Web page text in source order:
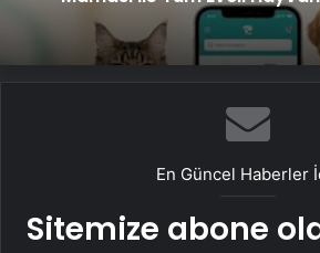
En Güncel Haberler
Sitemize abone